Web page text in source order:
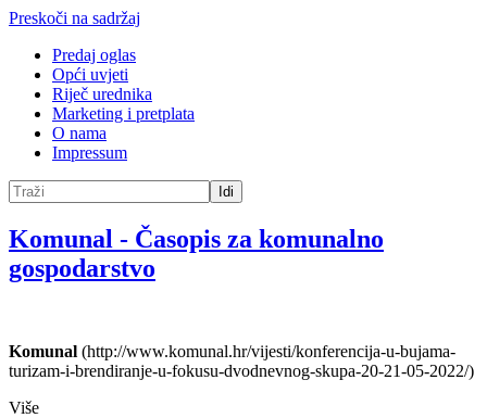
Preskoči na sadržaj
Predaj oglas
Opći uvjeti
Riječ urednika
Marketing i pretplata
O nama
Impressum
Idi
Komunal - Časopis za komunalno
gospodarstvo
Komunal (http://www.komunal.hr/vijesti/konferencija-u-bujama-
turizam-i-brendiranje-u-fokusu-dvodnevnog-skupa-20-21-05-2022/)
Više